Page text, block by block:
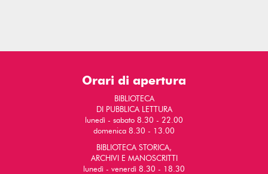
Orari di apertura
BIBLIOTECA
DI PUBBLICA LETTURA
lunedì - sabato 8.30 - 22.00
domenica 8.30 - 13.00
BIBLIOTECA STORICA,
ARCHIVI E MANOSCRITTI
lunedì - venerdì 8.30 - 18.30